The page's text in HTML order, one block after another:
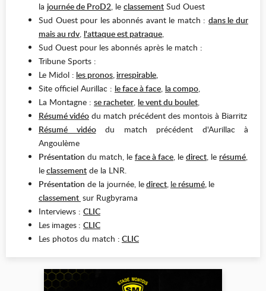
la journée de ProD2, le classement Sud Ouest
Sud Ouest pour les abonnés avant le match : dans le dur
mais au rdv, l'attaque est patraque,
Sud Ouest pour les abonnés après le match :
Tribune Sports :
Le Midol : les pronos,irrespirable,
Site officiel Aurillac : le face à face, la compo,
La Montagne : se racheter, le vent du boulet,
Résumé vidéo du match précédent des montois à Biarritz
Résumé vidéodu match précédent d'Aurillac à
Angoulème
Présentation du match, le face à face, le direct, le résumé,
leclassement de la LNR.
Présentation de la journée, ledirect, le résumé, le
classement sur Rugbyrama
Interviews : CLIC
Les images : CLIC
Les photos du match : CLIC